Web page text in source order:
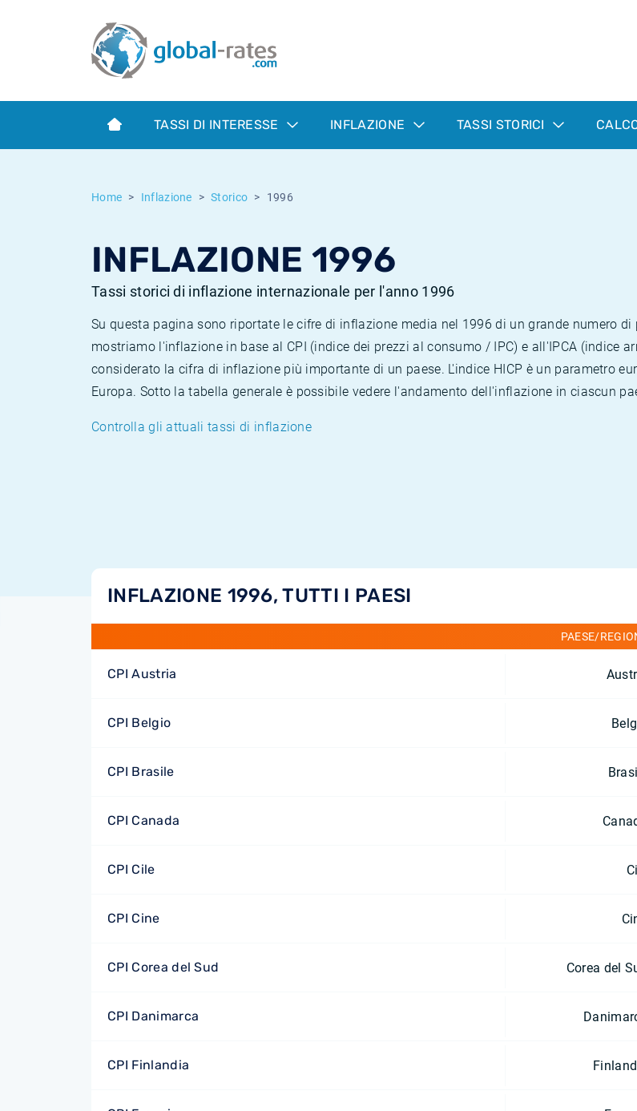
TASSI DI INTERESSE INFLAZIONE TASSI STORICI
Home Inflazione Storico 1996
INFLAZIONE 1996
Tassi storici di inflazione internazionale per l'anno 1996
Su questa pagina sono riportate le cifre di inflazione media nel 1996 di un grande numero
mostriamo l'inflazione in base al CPI (indice dei prezzi al consumo / IPC) e all'IPCA (indice
considerato la cifra di inflazione più importante di un paese. L'indice HICP è un parametro
Europa. Sotto la tabella generale è possibile vedere l'andamento dell'inflazione in ciascun
Controlla gli attuali tassi di inflazione
INFLAZIONE 1996, TUTTI I PAESI
PAESE/
CPI Austria
CPI Belgio
CPI Brasile
CPI Canada
CPI Cile
CPI Cine
CPI Corea del Sud Corea del
CPI Danimarca
CPI Finlandia
Term SOFR
Cos'è l'inflazione CPI?
Cos'è l'inflazione HICP?
Inflazione Svizzera
Tassi storici Euribor
Tassi storici di ESTER
Tassi di inflazione storici
Calcolatore dell’inflazione